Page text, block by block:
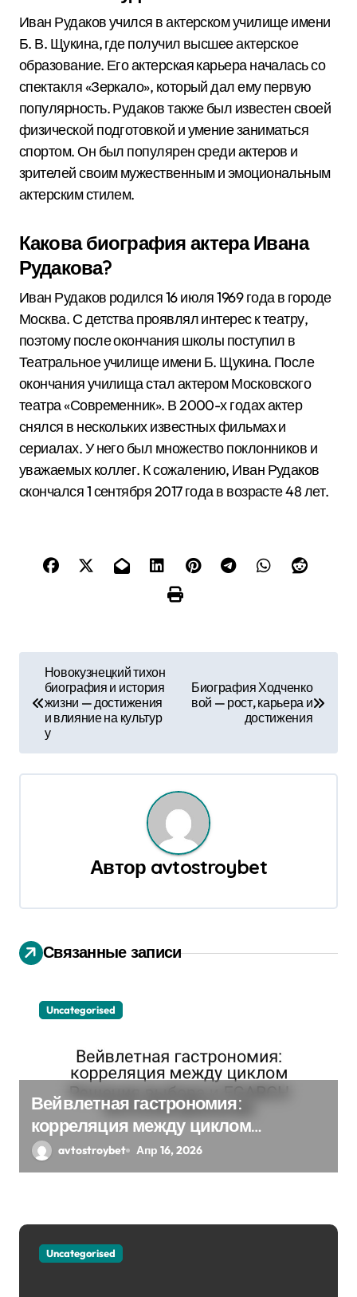
Иван Рудаков учился в актерском училище имени
Б. В. Щукина, где получил высшее актерское
образование. Его актерская карьера началась со
спектакля «Зеркало», который дал ему первую
популярность. Рудаков также был известен своей
физической подготовкой и умение заниматься
спортом. Он был популярен среди актеров и
зрителей своим мужественным и эмоциональным
актерским стилем.
Какова биография актера Ивана
Рудакова?
Иван Рудаков родился 16 июля 1969 года в городе
Москва. С детства проявлял интерес к театру,
поэтому после окончания школы поступил в
Театральное училище имени Б. Щукина. После
окончания училища стал актером Московского
театра «Современник». В 2000-х годах актер
снялся в нескольких известных фильмах и
сериалах. У него был множество поклонников и
уважаемых коллег. К сожалению, Иван Рудаков
скончался 1 сентября 2017 года в возрасте 48 лет.
и
п
п
и
м
Новокузнецкий тихон
биография и история
жизни — достижения
и влияние на культур
у
Биография Ходченко
вой — рост, карьера и
достижения
Автор avtostroybet
Связанные записи
Uncategorised
Вейвлетная гастрономия:
корреляция между циклом
Решения выбора и EGARCH
экспоненциальная
avtostroybet Апр 16, 2026
Uncategorised